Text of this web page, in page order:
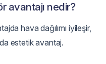
avantajı nedir?
hava dağılımı iyileşir,
estetik avantaj.